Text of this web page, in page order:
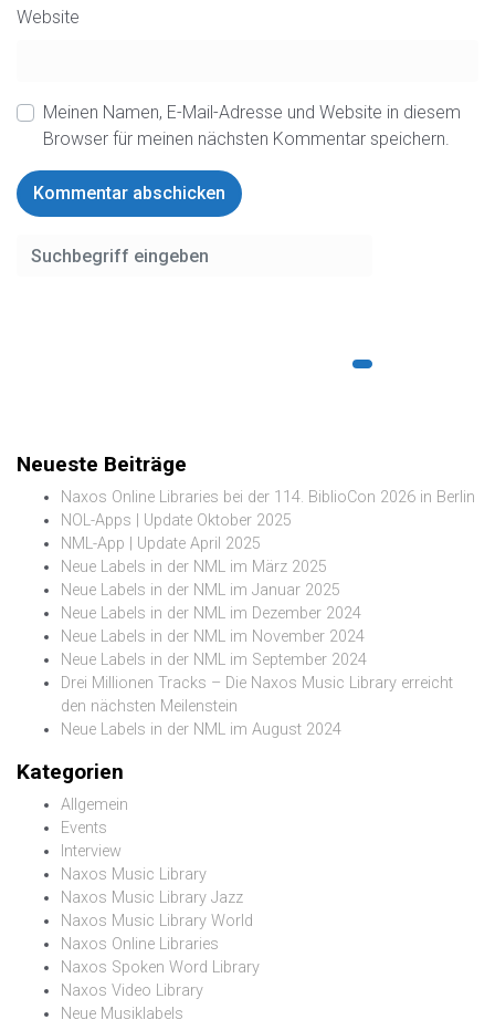
Website
Meinen Namen, E-Mail-Adresse und Website in diesem
Browser für meinen nächsten Kommentar speichern.
Neueste Beiträge
Naxos Online Libraries bei der 114. BiblioCon 2026 in Berlin
NOL-Apps | Update Oktober 2025
NML-App | Update April 2025
Neue Labels in der NML im März 2025
Neue Labels in der NML im Januar 2025
Neue Labels in der NML im Dezember 2024
Neue Labels in der NML im November 2024
Neue Labels in der NML im September 2024
Drei Millionen Tracks – Die Naxos Music Library erreicht
den nächsten Meilenstein
Neue Labels in der NML im August 2024
Kategorien
Allgemein
Events
Interview
Naxos Music Library
Naxos Music Library Jazz
Naxos Music Library World
Naxos Online Libraries
Naxos Spoken Word Library
Naxos Video Library
Neue Musiklabels